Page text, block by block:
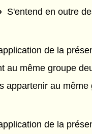
S'entend en outre
de la
au même groupe
appartenir au
de la